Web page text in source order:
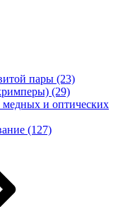
пары (23)
(29)
медных и оптических
(127)